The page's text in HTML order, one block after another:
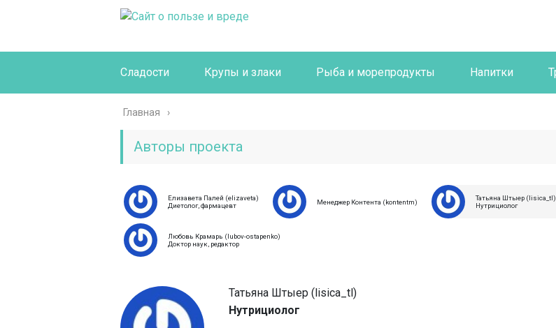
Сладости Крупы и злаки Рыба и морепродукты Напитки
Главная
Авторы проекта
Елизавета Палей (elizaveta)
Диетолог, фармацевт
Менеджер Контента (kontentm)
Татьяна Штыер (lisica_tl)
Нутрициолог
Любовь Крамарь (lubov-ostapenko)
Доктор наук, редактор
Татьяна Штыер (lisica_tl)
Нутрициолог